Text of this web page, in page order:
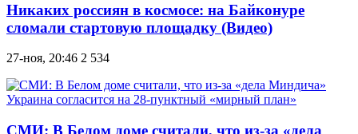
Никаких россиян в космосе: на Байконуре
сломали стартовую площадку (Видео)
27-ноя, 20:46 2 534
СМИ: В Белом доме считали, что из-за «дела